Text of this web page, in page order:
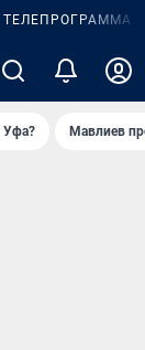
ТЕЛЕПРОГРАММА
Уфа? Мавлиев